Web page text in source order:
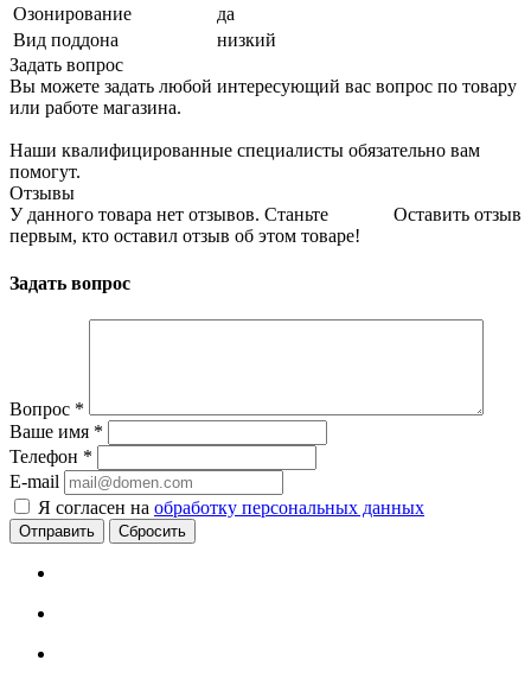
Озонирование
да
Вид поддона
низкий
Задать вопрос
Вы можете задать любой интересующий вас вопрос по товару
или работе магазина.
Наши квалифицированные специалисты обязательно вам
помогут.
Отзывы
Оставить отзыв
У данного товара нет отзывов. Станьте
первым, кто оставил отзыв об этом товаре!
Задать вопрос
Вопрос *
Ваше имя *
Телефон *
E-mail
Я согласен на обработку персональных данных
Сбросить